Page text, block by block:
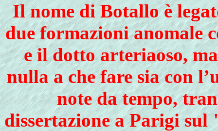
Il nome di Botallo è
due formazioni anomale
e il dotto arteriaoso,
nulla a che fare sia con
note da tempo,
dissertazione a Parigi sul